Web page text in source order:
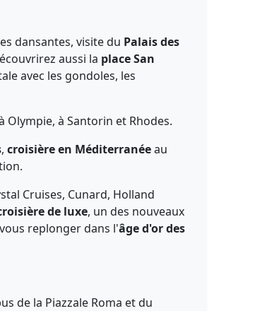
dansantes, visite du Palais des
aussi la place San
avec les gondoles, les
Olympie, à Santorin et Rhodes.
, croisière en Méditerranéeau
Cruises, Cunard, Holland
de luxe, un des nouveaux
replonger dans l'âge d'or des
de la Piazzale Roma et du